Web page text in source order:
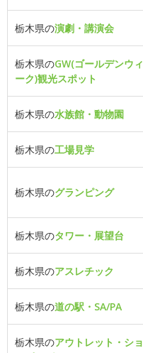
栃木県の演劇・講演会
栃木県のGW(ゴールデンウィ
ーク)観光スポット
栃木県の水族館・動物園
栃木県の工場見学
栃木県のグランピング
栃木県のタワー・展望台
栃木県のアスレチック
栃木県の道の駅・SA/PA
栃木県のアウトレット・ショ